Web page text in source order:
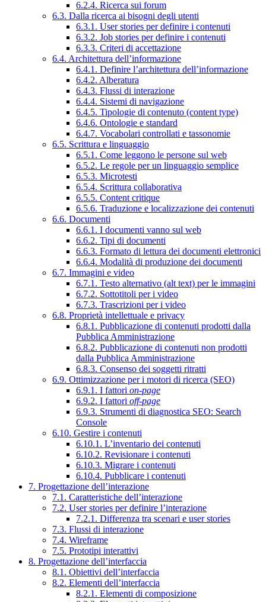
6.2.4. Ricerca sui forum
6.3. Dalla ricerca ai bisogni degli utenti
6.3.1. User stories per definire i contenuti
6.3.2. Job stories per definire i contenuti
6.3.3. Criteri di accettazione
6.4. Architettura dell’informazione
6.4.1. Definire l’architettura dell’informazione
6.4.2. Alberatura
6.4.3. Flussi di interazione
6.4.4. Sistemi di navigazione
6.4.5. Tipologie di contenuto (content type)
6.4.6. Ontologie e standard
6.4.7. Vocabolari controllati e tassonomie
6.5. Scrittura e linguaggio
6.5.1. Come leggono le persone sul web
6.5.2. Le regole per un linguaggio semplice
6.5.3. Microtesti
6.5.4. Scrittura collaborativa
6.5.5. Content critique
6.5.6. Traduzione e localizzazione dei contenuti
6.6. Documenti
6.6.1. I documenti vanno sul web
6.6.2. Tipi di documenti
6.6.3. Formato di lettura dei documenti elettronici
6.6.4. Modalità di produzione dei documenti
6.7. Immagini e video
6.7.1. Testo alternativo (alt text) per le immagini
6.7.2. Sottotitoli per i video
6.7.3. Trascrizioni per i video
6.8. Proprietà intellettuale e privacy
6.8.1. Pubblicazione di contenuti prodotti dalla
Pubblica Amministrazione
6.8.2. Pubblicazione di contenuti non prodotti
dalla Pubblica Amministrazione
6.8.3. Consenso dei soggetti ritratti
6.9. Ottimizzazione per i motori di ricerca (SEO)
6.9.1. I fattori on-page
6.9.2. I fattori off-page
6.9.3. Strumenti di diagnostica SEO: Search
Console
6.10. Gestire i contenuti
6.10.1. L’inventario dei contenuti
6.10.2. Revisionare i contenuti
6.10.3. Migrare i contenuti
6.10.4. Pubblicare i contenuti
7. Progettazione dell’interazione
7.1. Caratteristiche dell’interazione
7.2. User stories per definire l’interazione
7.2.1. Differenza tra scenari e user stories
7.3. Flussi di interazione
7.4. Wireframe
7.5. Prototipi interattivi
8. Progettazione dell’interfaccia
8.1. Obiettivi dell’interfaccia
8.2. Elementi dell’interfaccia
8.2.1. Elementi di composizione